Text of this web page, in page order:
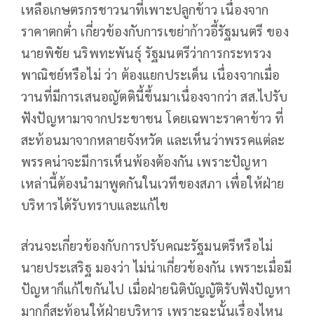
เหลือเกษตรกรชาวนาที่เพาะปลูกข้าว​ เนื่องจาก
ราคาตกต่ำ​ เกี่ยวข้องกับการเขย่าก้าวอี้รัฐมนตรี​ ของ
นายพิชัย​ นริพทะพันธุ์​ รัฐมนตรีว่าการกระทรวง
พาณิชย์หรือไม่​ ว่า​ ต้องแยกประเด็น​ เนื่องจากเมื่อ
วานที่มีการเสนอญัตติ​นี้ขึ้นมาเนื่องจากว่า​ สส.ไปรับ
ฟังปัญหามาจากประขาชน​ โดยเฉพาะราคา​ข้าว​ ที่
สะท้อนมาจากหลายจังหวัด​ และเห็นว่าพรรคแต่ละ
พรรคน่าจะมีการเห็นพ้องต้องกัน เพราะปัญหา
เหล่านี้ต้องนำมาพูดกันในเวทีของสภา เพื่อให้ฝ่าย
บริหารได้รับทราบและแก้ไข
ส่วนจะเกี่ยวข้องกับการปรับคณะรัฐมนตรีหรือไม่​
นายประเสริฐ​ มองว่า​ ไ​ม่น่าเกี่ยวข้องกัน​ เพราะเมื่อมี
ปัญหาก็แก้ไขกันไป เมื่อฝ่ายนิติบัญญัติรับฟังปัญหา
มากก็สะท้อนให้ฝ่ายบริหาร​ เพราะฉะนั้นเรื่องไหน